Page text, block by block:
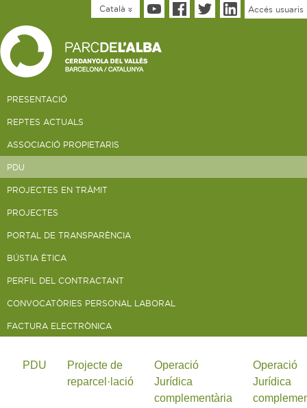
Català Accés usuaris
PRESENTACIÓ
REPTES ACTUALS
ASSOCIACIÓ PROPIETARIS
PDU
PROJECTES EN TRÀMIT
PROJECTES
PORTAL DE TRANSPARÈNCIA
BÚSTIA ÈTICA
PERFIL DEL CONTRACTANT
CONVOCATÒRIES PERSONAL LABORAL
FACTURA ELECTRÒNICA
PDU
Projecte de
reparcel·lació
Operació
Jurídica
complementària
Operació
Jurídica